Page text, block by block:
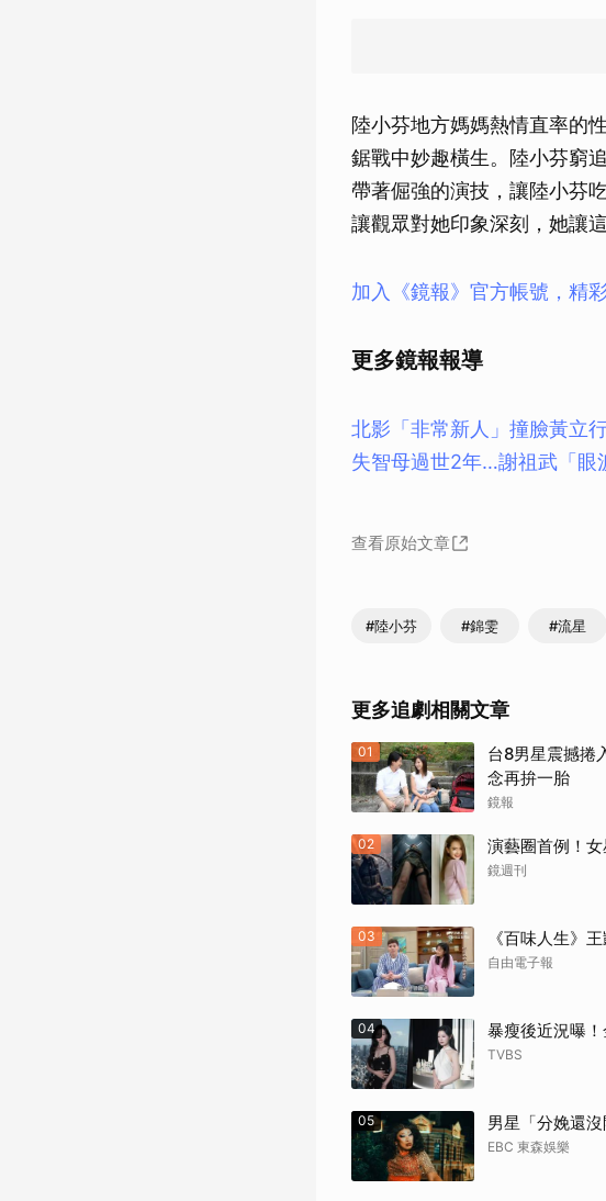
陸小芬地方媽媽熱情直率的
鋸戰中妙趣橫生。陸小芬窮
帶著倔強的演技，讓陸小芬
讓觀眾對她印象深刻，她讓
加入《鏡報》官方帳號，精
更多鏡報報導
北影「非常新人」撞臉黃立
失智母過世2年…謝祖武「
查看原始文章
#陸小芬 #錦雯 #流星
更多追劇相關文章
01
台8男星震撼捲
念再拚一胎
鏡報
02 演藝圈首例！
鏡週刊
03 《百味人生》
自由電子報
04 暴瘦後近況曝
TVBS
05 男星「分娩還
EBC 東森娛樂